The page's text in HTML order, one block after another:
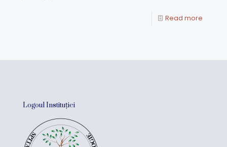
Read more
Logoul Instituției